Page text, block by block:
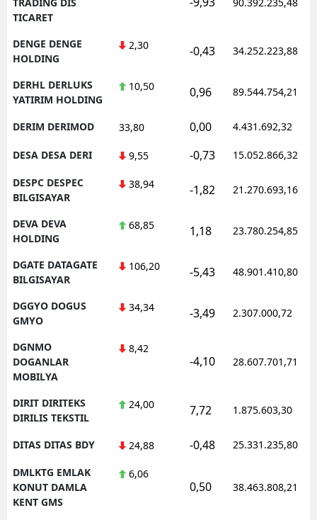
TICARET
DENGE DENGE
HOLDING
2,30 -0,43 34.252.223,88
DERHL DERLUKS
YATIRIM HOLDING
10,50 0,96 89.544.754,21
DERIM DERIMOD 33,80 0,00 4.431.692,32
DESA DESA DERI 9,55 -0,73 15.052.866,32
DESPC DESPEC
BILGISAYAR
38,94 -1,82 21.270.693,16
DEVA DEVA
HOLDING
68,85 1,18 23.780.254,85
DGATE DATAGATE
BILGISAYAR
106,20 -5,43 48.901.410,80
DGGYO DOGUS
GMYO
34,34 -3,49 2.307.000,72
DGNMO
DOGANLAR
MOBILYA
8,42
-4,10 28.607.701,71
DIRIT DIRITEKS
DIRILIS TEKSTIL
24,00 7,72 1.875.603,30
DITAS DITAS BDY 24,88 -0,48 25.331.235,80
DMLKTG EMLAK
KONUT DAMLA
KENT GMS
6,06
0,50 38.463.808,21